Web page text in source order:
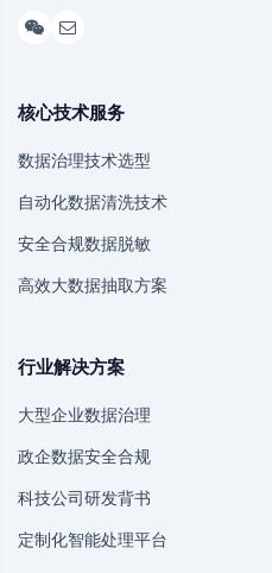
核心技术服务
数据治理技术选型
自动化数据清洗技术
安全合规数据脱敏
高效大数据抽取方案
行业解决方案
大型企业数据治理
政企数据安全合规
科技公司研发背书
定制化智能处理平台